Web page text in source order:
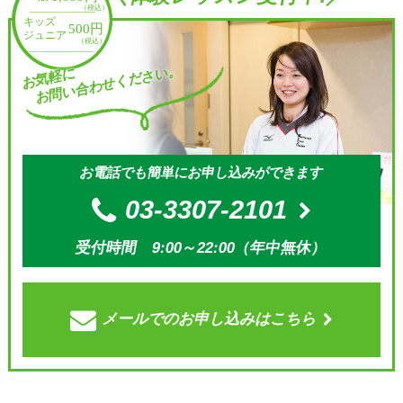
お気軽に
お問い合わせください。
お電話でも簡単にお申し込みができます
03-3307-2101
受付時間 9:00～22:00（年中無休）
メールでのお申し込みはこちら